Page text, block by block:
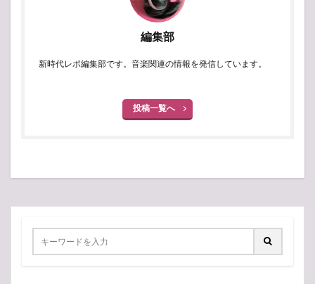
編集部
新時代レポ編集部です。音楽関連の情報を発信しています。
投稿一覧へ